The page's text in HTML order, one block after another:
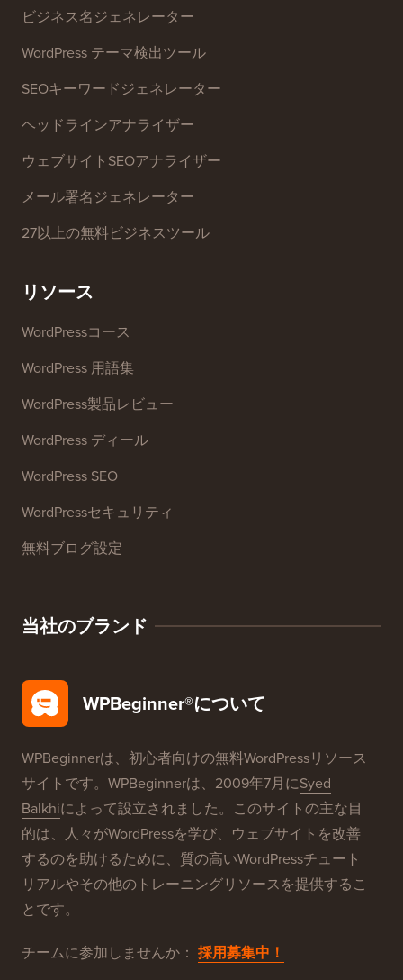
ビジネス名ジェネレーター
WordPress テーマ検出ツール
SEOキーワードジェネレーター
ヘッドラインアナライザー
ウェブサイトSEOアナライザー
メール署名ジェネレーター
27以上の無料ビジネスツール
リソース
WordPressコース
WordPress 用語集
WordPress製品レビュー
WordPress ディール
WordPress SEO
WordPressセキュリティ
無料ブログ設定
当社のブランド
WPBeginner®について
WPBeginnerは、初心者向けの無料WordPressリソース
サイトです。WPBeginnerは、2009年7月にSyed
Balkhiによって設立されました。このサイトの主な目
的は、人々がWordPressを学び、ウェブサイトを改善
するのを助けるために、質の高いWordPressチュート
リアルやその他のトレーニングリソースを提供するこ
とです。
チームに参加しませんか： 採用募集中！